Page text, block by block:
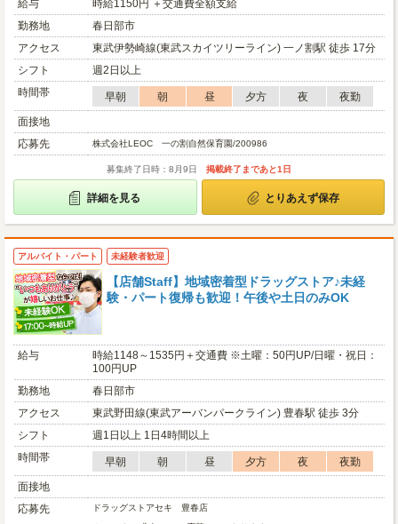
給与
時給1150円 ＋交通費全額支給
勤務地
春日部市
アクセス
東武伊勢崎線(東武スカイツリーライン) 一ノ割駅 徒歩 17分
シフト
週2日以上
時間帯
早朝 朝 昼 夕方 夜
夜勤
面接地
応募先
株式会社LEOC 一の割自然保育園/200986
募集終了日時：8月9日 掲載終了まであと1日
詳細を見る とりあえず保存
アルバイト・パート 未経験者歓迎
【店舗Staff】地域密着型ドラッグストア♪未経
験・パート復帰も歓迎！午後や土日のみOK
給与
時給1148～1535円＋交通費 ※土曜：50円UP/日曜・祝日：
100円UP
勤務地
春日部市
アクセス
東武野田線(東武アーバンパークライン) 豊春駅 徒歩 3分
シフト
週1日以上 1日4時間以上
時間帯
早朝 朝 昼 夕方 夜
夜勤
面接地
応募先
ドラッグストアセキ 豊春店